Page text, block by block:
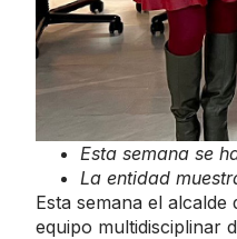
Esta semana se
La entidad
Esta semana el
equipo multidisciplinar